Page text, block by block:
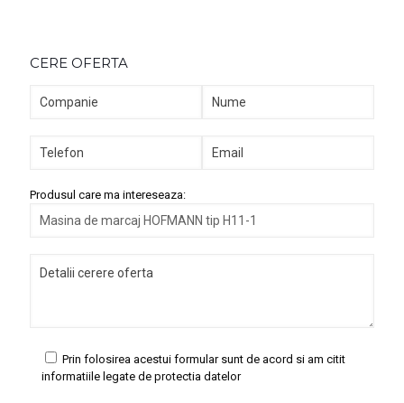
CERE OFERTA
Produsul care ma intereseaza:
Prin folosirea acestui formular sunt de acord si am citit
informatiile legate de protectia datelor